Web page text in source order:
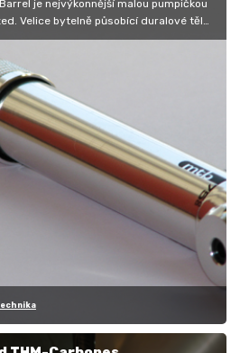
je nejvýkonnější malou pumpičkou
Velice bytelně působící duralové tělo